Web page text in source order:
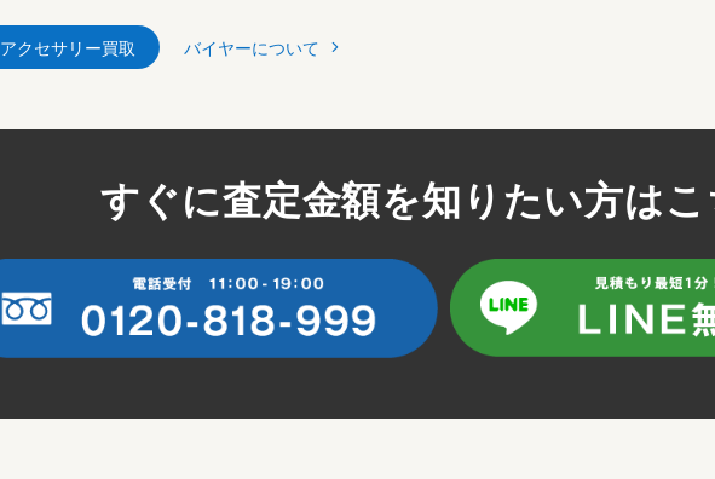
アクセサリー買取 バイヤーについて
すぐに査定金額を知りたい方は